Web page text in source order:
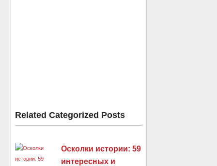
Related Categorized Posts
Осколки истории: 59
интересных и